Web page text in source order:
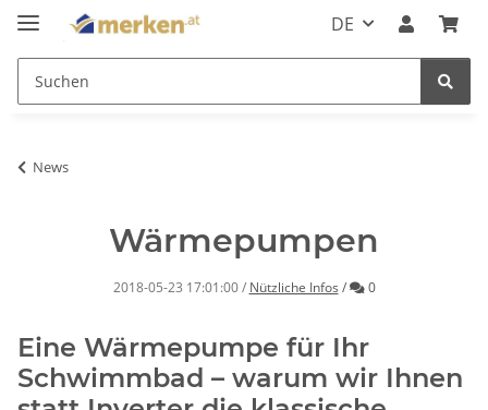
DE
News
Wärmepumpen
2018-05-23 17:01:00 / Nützliche Infos / Kommentare
0
Eine Wärmepumpe für Ihr
Schwimmbad – warum wir Ihnen